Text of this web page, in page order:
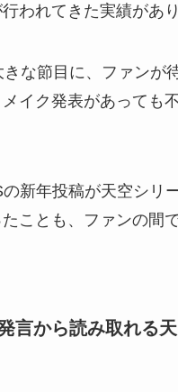
われてきた実績があり
な節目に、ファンが
イク発表があっても
新年投稿が天空シリ
ことも、ファンの間
言から読み取れる